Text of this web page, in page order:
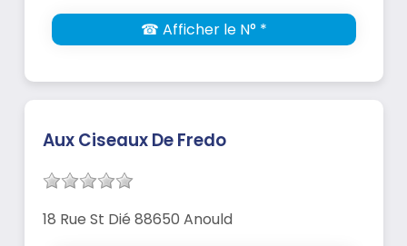
☎ Afficher le N° *
Aux Ciseaux De Fredo
18 Rue St Dié 88650 Anould